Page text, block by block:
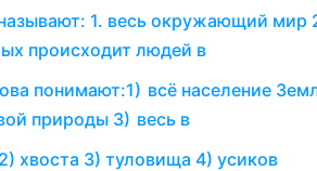
1. весь окружающий мир
происходит людей в
понимают:1) всё население
природы 3) весь в
хвоста 3) туловища 4) усиков